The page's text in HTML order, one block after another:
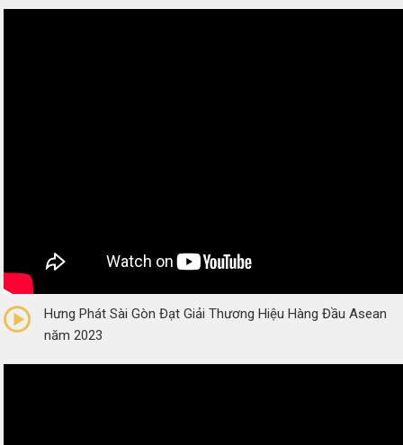
(0 Reviews)
Hưng Phát Sài Gòn Đạt Giải Thương Hiệu Hàng Đầu Asean
năm 2023